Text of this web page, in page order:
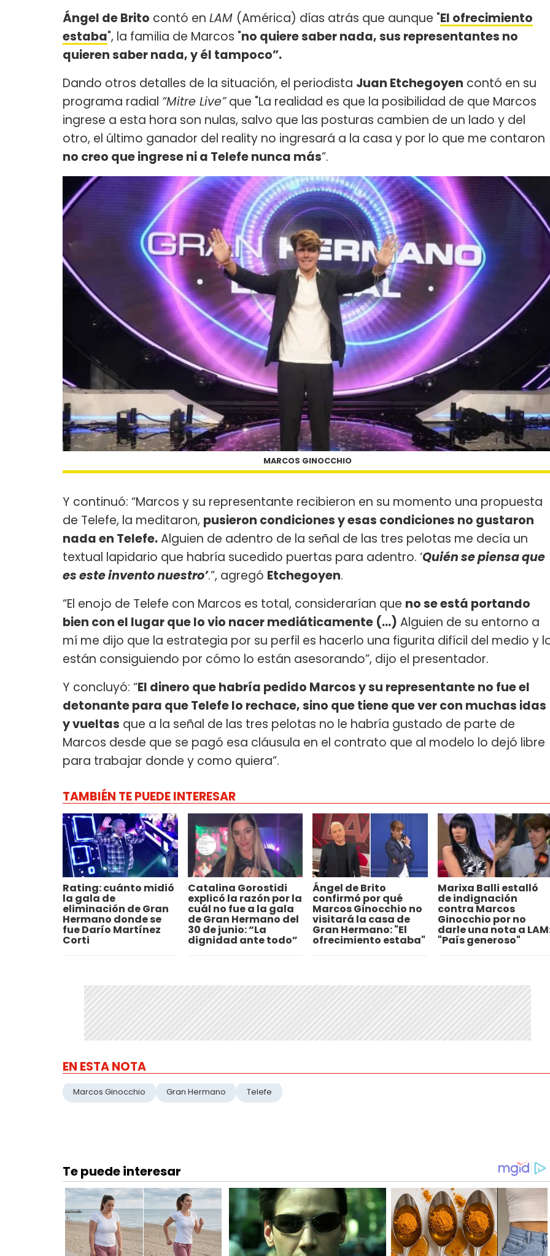
Ángel de Brito contó en LAM (América) días atrás que aunque "El ofrecimiento
estaba", la familia de Marcos "no quiere saber nada, sus representantes no
quieren saber nada, y él tampoco”.
Dando otros detalles de la situación, el periodista Juan Etchegoyen contó en su
programa radial “Mitre Live”que "La realidad es que la posibilidad de que Marcos
ingrese a esta hora son nulas, salvo que las posturas cambien de un lado y del
otro, el último ganador del reality no ingresará a la casa y por lo que me contaron
no creo que ingrese ni a Telefe nunca más”.
MARCOS GINOCCHIO
Y continuó: “Marcos y su representante recibieron en su momento una propuesta
de Telefe, la meditaron, pusieron condiciones y esas condiciones no gustaron
nada en Telefe.Alguien de adentro de la señal de las tres pelotas me decía un
textual lapidario que habría sucedido puertas para adentro. ‘Quién se piensa que
es este invento nuestro’.”, agregó Etchegoyen.
“El enojo de Telefe con Marcos es total, considerarían que no se está portando
bien con el lugar que lo vio nacer mediáticamente (...) Alguien de su entorno a
mí me dijo que la estrategia por su perfil es hacerlo una figurita difícil del medio y
están consiguiendo por cómo lo están asesorando”, dijo el presentador.
Y concluyó: “El dinero que habría pedido Marcos y su representante no fue el
detonante para que Telefe lo rechace, sino que tiene que ver con muchas idas
y vueltas que a la señal de las tres pelotas no le habría gustado de parte de
Marcos desde que se pagó esa cláusula en el contrato que al modelo lo dejó libre
para trabajar donde y como quiera”.
TAMBIÉN TE PUEDE INTERESAR
Rating: cuánto midió
la gala de
eliminación de Gran
Hermano donde se
fue Darío Martínez
Corti
Catalina Gorostidi
explicó la razón por la
cuál no fue a la gala
de Gran Hermano del
30 de junio: “La
dignidad ante todo”
Ángel de Brito
confirmó por qué
Marcos Ginocchio no
visitará la casa de
Gran Hermano: "El
ofrecimiento estaba"
Marixa Balli estalló
de indignación
contra Marcos
Ginocchio por no
darle una nota a
"País generoso"
EN ESTA NOTA
Marcos Ginocchio Gran Hermano Telefe